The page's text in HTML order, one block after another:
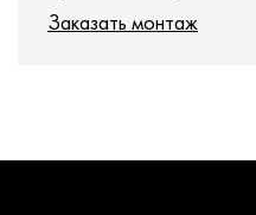
Заказать монтаж